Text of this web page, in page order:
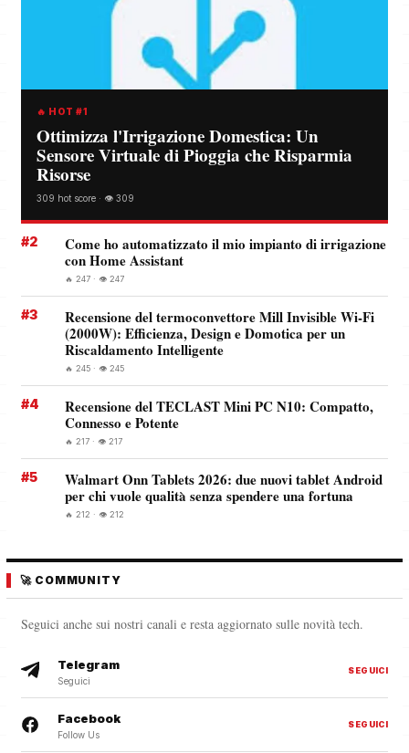
🔥 HOT #1
Ottimizza l'Irrigazione Domestica: Un
Sensore Virtuale di Pioggia che Risparmia
Risorse
309 hot score · 👁️ 309
#2
Come ho automatizzato il mio impianto di irrigazione
con Home Assistant
🔥 247 · 👁️ 247
#3
Recensione del termoconvettore Mill Invisible Wi-Fi
(2000W): Efficienza, Design e Domotica per un
Riscaldamento Intelligente
🔥 245 · 👁️ 245
#4
Recensione del TECLAST Mini PC N10: Compatto,
Connesso e Potente
🔥 217 · 👁️ 217
#5
Walmart Onn Tablets 2026: due nuovi tablet Android
per chi vuole qualità senza spendere una fortuna
🔥 212 · 👁️ 212
🚀 COMMUNITY
Seguici anche sui nostri canali e resta aggiornato sulle novità tech.
Telegram
Seguici
SEGUICI
Facebook
Follow Us
SEGUICI